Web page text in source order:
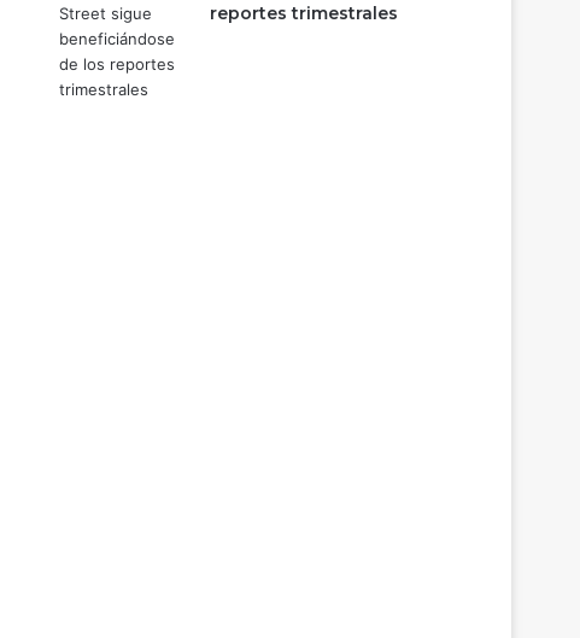
reportes trimestrales